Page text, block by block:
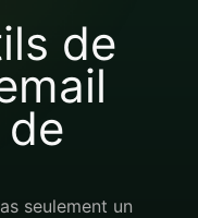
de
seulement un